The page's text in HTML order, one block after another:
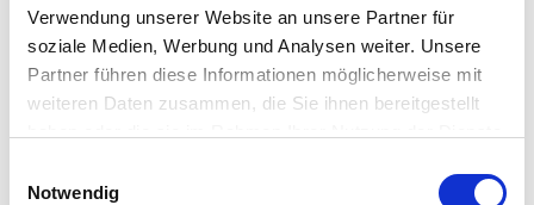
Verwendung unserer Website an unsere Partner für
soziale Medien, Werbung und Analysen weiter. Unsere
Partner führen diese Informationen möglicherweise mit
weiteren Daten zusammen, die Sie ihnen bereitgestellt
Cookies, wenn Sie unsere Webseite weiterhin nutzen.
Notwendig
BLUPHORIA Produkte – jeder Gewinn ist
ein Stückchen Urlaub für die Seele.
Also, worauf wartest du noch? Werde
MYBLUPHORIA Member, lade die App